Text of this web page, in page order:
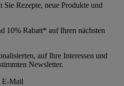
Sie Rezepte, neue Produkte und
10% Rabatt* auf Ihren nächsten
auf Ihre Interessen und
Newsletter.
E-Mail